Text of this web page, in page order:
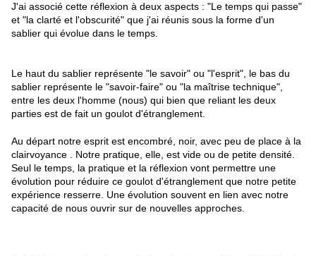
J'ai associé cette réflexion à deux aspects : "Le temps qui passe"
et "la clarté et l'obscurité" que j'ai réunis sous la forme d'un
sablier qui évolue dans le temps.
Le haut du sablier représente "le savoir" ou "l'esprit", le bas du
sablier représente le "savoir-faire" ou "la maîtrise technique",
entre les deux l'homme (nous) qui bien que reliant les deux
parties est de fait un goulot d'étranglement.
Au départ notre esprit est encombré, noir, avec peu de place à la
clairvoyance . Notre pratique, elle, est vide ou de petite densité.
Seul le temps, la pratique et la réflexion vont permettre une
évolution pour réduire ce goulot d'étranglement que notre petite
expérience resserre. Une évolution souvent en lien avec notre
capacité de nous ouvrir sur de nouvelles approches.